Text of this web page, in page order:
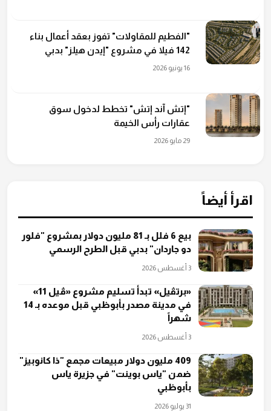
"الفطيم للمقاولات" تفوز بعقد أعمال بناء
142 فيلا في مشروع "إيدن هيلز" بدبي
16 يونيو 2026
"إتش آند إتش" تخطط لدخول سوق
عقارات رأس الخيمة
29 مايو 2026
اقرأ أيضاً
بيع 6 فلل بـ 81 مليون دولار بمشروع "فلور
دو جاردان" بدبي قبل الطرح الرسمي
3 أغسطس 2026
«برتڤيل» تبدأ تسليم مشروع «ڤيل 11»
في مدينة مصدر بأبوظبي قبل موعده بـ 14
شهراً
3 أغسطس 2026
409 مليون دولار مبيعات مجمع "ذا كانوبيز"
ضمن "ياس بوينت" في جزيرة ياس
بأبوظبي
31 يوليو 2026